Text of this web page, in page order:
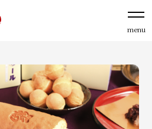
menu